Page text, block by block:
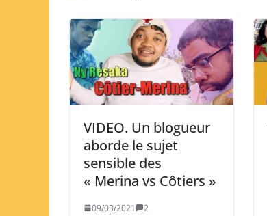
VIDEO. Un blogueur
aborde le sujet
sensible des
« Merina vs Côtiers »
09/03/2021 2